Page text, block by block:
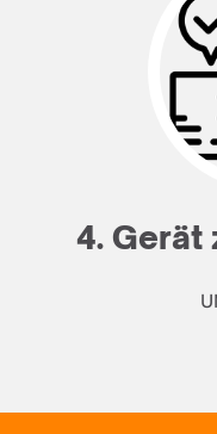
4. Gerät